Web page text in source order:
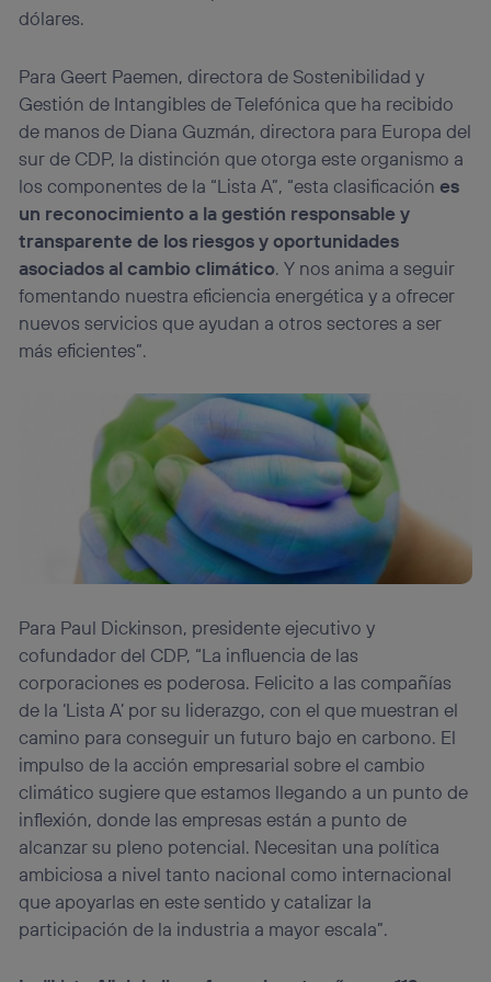
dólares.
Para Geert Paemen, directora de Sostenibilidad y
Gestión de Intangibles de Telefónica que ha recibido
de manos de Diana Guzmán, directora para Europa del
sur de CDP, la distinción que otorga este organismo a
los componentes de la “Lista A”, “esta clasificaciónes
un reconocimiento a la gestión responsable y
transparente de los riesgos y oportunidades
asociados al cambio climático. Y nos anima a seguir
fomentando nuestra eficiencia energética y a ofrecer
nuevos servicios que ayudan a otros sectores a ser
más eficientes”.
Para Paul Dickinson, presidente ejecutivo y
cofundador del CDP, “La influencia de las
corporaciones es poderosa. Felicito a las compañías
de la ‘Lista A’ por su liderazgo, con el que muestran el
camino para conseguir un futuro bajo en carbono. El
impulso de la acción empresarial sobre el cambio
climático sugiere que estamos llegando a un punto de
inflexión, donde las empresas están a punto de
alcanzar su pleno potencial. Necesitan una política
ambiciosa a nivel tanto nacional como internacional
que apoyarlas en este sentido y catalizar la
participación de la industria a mayor escala”.
actividades de navegación de los miembros del hogar
Si utilizasdatos móviles, el marketing será más
personalizado, ya que se basará únicamente en la
navegación del usuario del móvil.
Puedes gestionar los consentimientos Utiq seleccionando
“Administrar Utiq” en la parte inferior de esta página web o
visitando el portal de privacidad de Utiq
(“consenthub”). Para más información, consulta
la política de privacidad de Utiq.